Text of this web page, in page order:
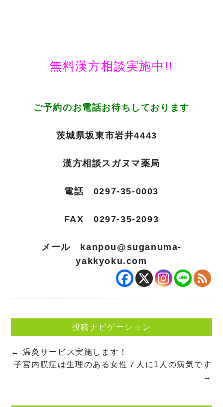
無料漢方相談実施中!!
ご予約のお電話お待ちしております
茨城県坂東市岩井4443
漢方相談スガヌマ薬局
電話 0297-35-0003
FAX 0297-35-2093
メール kanpou@suganuma-
yakkyoku.com
投稿ナビゲーション
←
温灸サービス実施します！
子宮内膜症は生理のある女性７人に1人の病気です
→